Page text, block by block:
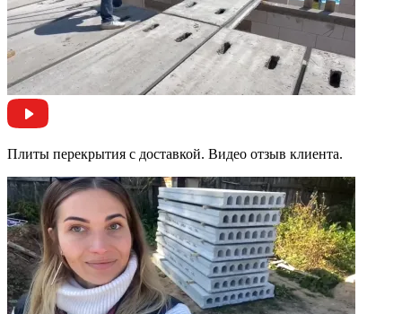
Плиты перекрытия с доставкой. Видео отзыв клиента.